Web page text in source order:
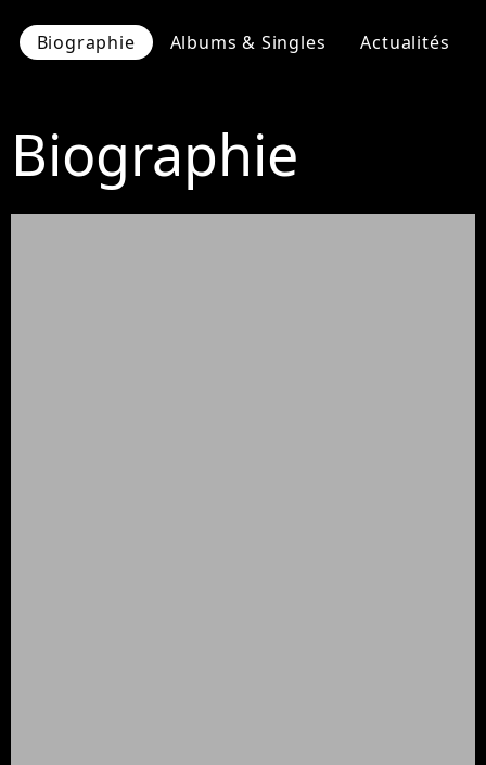
Biographie Albums & Singles Actualités
Biographie